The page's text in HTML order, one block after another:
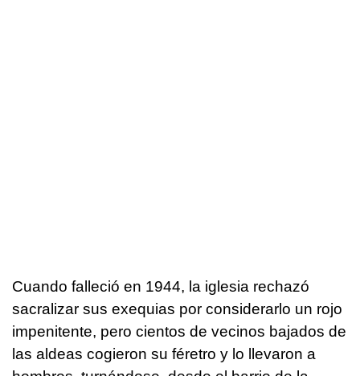
Cuando falleció en 1944, la iglesia rechazó
sacralizar sus exequias por considerarlo un rojo
impenitente, pero cientos de vecinos bajados de
las aldeas cogieron su féretro y lo llevaron a